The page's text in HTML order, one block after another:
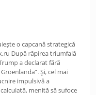
o capcană strategică
După răpirea triumfală
a declarat fără
Și, cel mai
impulsivă a
menită să sufoce